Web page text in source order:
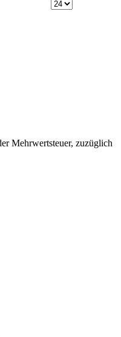
Mehrwertsteuer, zuzüglich